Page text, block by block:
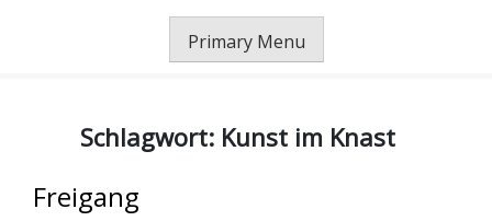
Primary Menu
Schlagwort: Kunst im Knast
Freigang